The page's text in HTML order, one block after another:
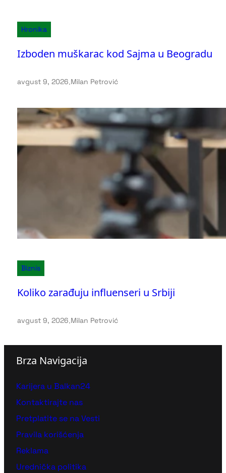
Hronika
Izboden muškarac kod Sajma u Beogradu
avgust 9, 2026.Milan Petrović
Biznis
Koliko zarađuju influenseri u Srbiji
avgust 9, 2026.Milan Petrović
Brza Navigacija
Karijera u Balkan24
Kontaktirajte nas
Pretplatite se na Vesti
Pravila korišćenja
Reklama
Urednička politika